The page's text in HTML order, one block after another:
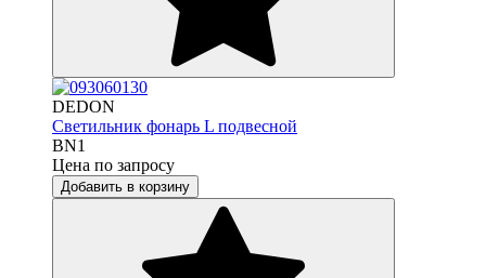
DEDON
Светильник фонарь L подвесной
BN1
Цена по запросу
Добавить в корзину